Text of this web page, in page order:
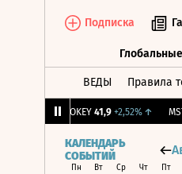
Подписка
ВЕДЫ Правила
OKEY 41,9 +2,52%↑
КАЛЕНДАРЬ
СОБЫТИЙ
Пн Вт Ср Чт Пт